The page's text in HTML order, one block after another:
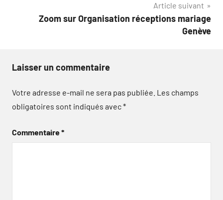
Article suivant
Zoom sur Organisation réceptions mariage
Genève
Laisser un commentaire
Votre adresse e-mail ne sera pas publiée. Les champs
obligatoires sont indiqués avec*
Commentaire*